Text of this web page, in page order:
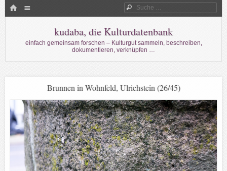
HOME Suche
kudaba, die Kulturdatenbank
einfach gemeinsam forschen – Kulturgut sammeln, beschreiben,
dokumentieren, verknüpfen …
Brunnen in Wohnfeld, Ulrichstein (26/45)